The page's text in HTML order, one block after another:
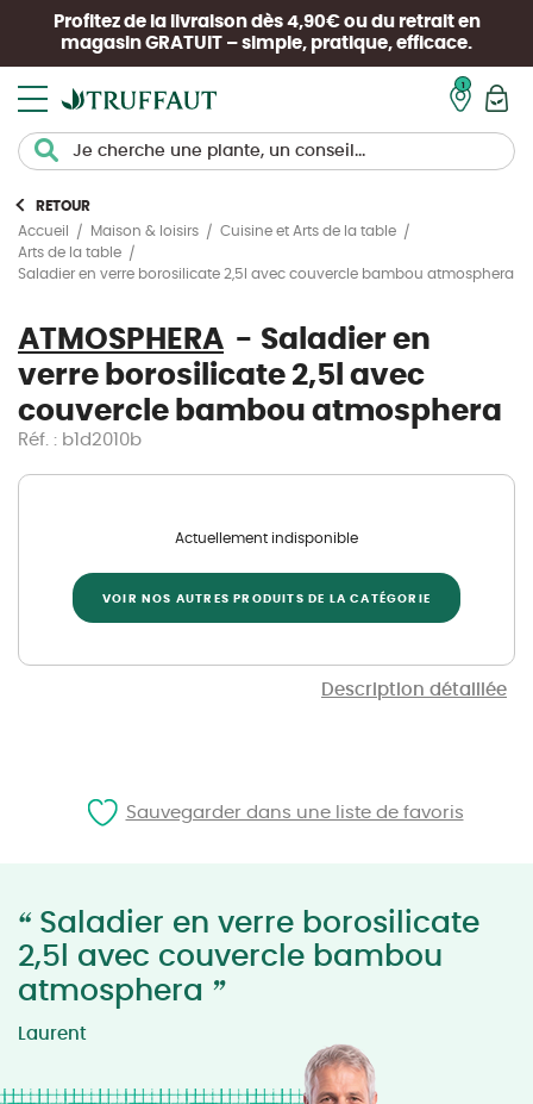
Profitez de la livraison dès 4,90€ ou du retrait en
magasin GRATUIT – simple, pratique, efficace.
RETOUR
Accueil
Maison & loisirs
Cuisine et Arts de la table
Arts de la table
Saladier en verre borosilicate 2,5l avec couvercle bambou atmosphera
ATMOSPHERA
Saladier en
verre borosilicate 2,5l avec
couvercle bambou atmosphera
Réf. : b1d2010b
Description détaillée
Actuellement indisponible
VOIR NOS AUTRES PRODUITS DE LA CATÉGORIE
“ Saladier en verre borosilicate
2,5l avec couvercle bambou
atmosphera ”
Laurent
Sauvegarder dans une liste de favoris